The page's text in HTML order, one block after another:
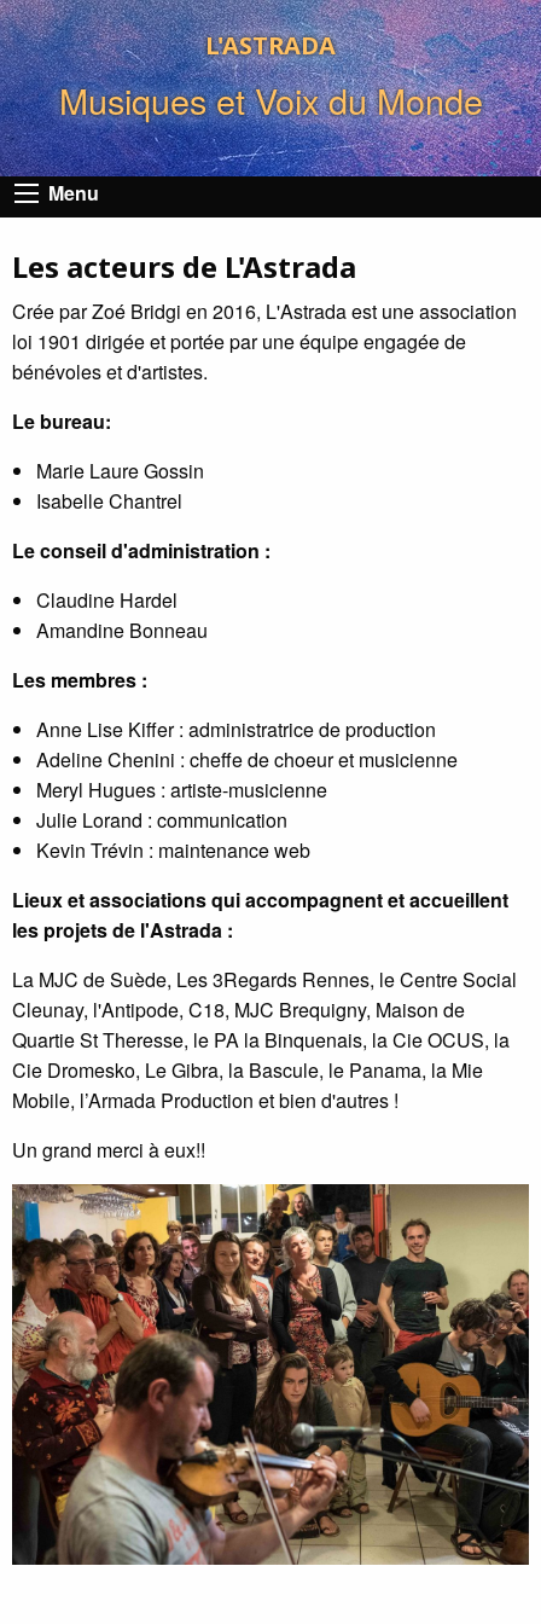
L'ASTRADA
Musiques et Voix du Monde
Menu
Les acteurs de L'Astrada
Crée par Zoé Bridgi en 2016, L'Astrada est une association
loi 1901 dirigée et portée par une équipe engagée de
bénévoles et d'artistes.
Le bureau:
Marie Laure Gossin
Isabelle Chantrel
Le conseil d'administration :
Claudine Hardel
Amandine Bonneau
Les membres :
Anne Lise Kiffer : administratrice de production
Adeline Chenini : cheffe de choeur et musicienne
Meryl Hugues : artiste-musicienne
Julie Lorand : communication
Kevin Trévin : maintenance web
Lieux et associations qui accompagnent et accueillent
les projets de l'Astrada :
La MJC de Suède, Les 3Regards Rennes, le Centre Social
Cleunay, l'Antipode, C18, MJC Brequigny, Maison de
Quartie St Theresse, le PA la Binquenais, la Cie OCUS, la
Cie Dromesko, Le Gibra, la Bascule, le Panama, la Mie
Mobile, l’Armada Production et bien d'autres !
Un grand merci à eux!!